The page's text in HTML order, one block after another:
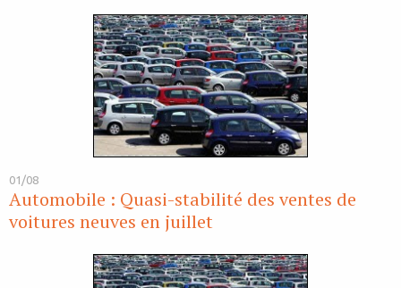
01/08
Automobile : Quasi-stabilité des ventes de
voitures neuves en juillet